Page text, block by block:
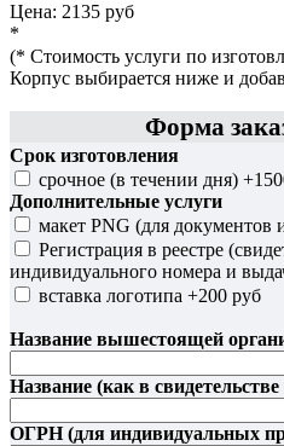
Цена: 2135 руб
*
(* Стоимость услуги по
Корпус выбирается ниже и
Форма
Срок изготовления
срочное (в течении дня)
Дополнительные услуги
макет PNG (для документов
Регистрация в реестре
индивидуального номера и
вставка логотипа +200 руб
Название вышестоящей
Название (как в
ОГРН (для индивидуальных